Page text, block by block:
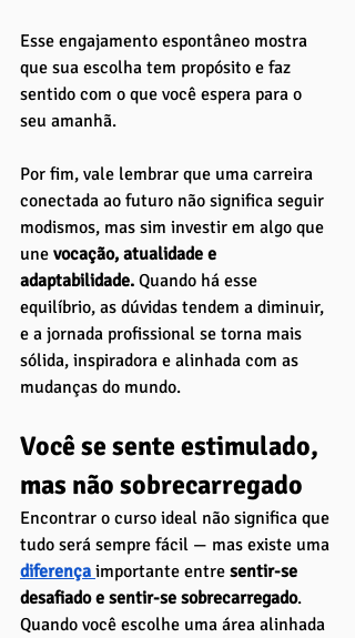
Esse engajamento espontâneo mostra
que sua escolha tem propósito e faz
sentido com o que você espera para o
seu amanhã.
Por fim, vale lembrar que uma carreira
conectada ao futuro não significa seguir
modismos, mas sim investir em algo que
une vocação, atualidade e
adaptabilidade. Quando há esse
equilíbrio, as dúvidas tendem a diminuir,
e a jornada profissional se torna mais
sólida, inspiradora e alinhada com as
mudanças do mundo.
Você se sente estimulado,
mas não sobrecarregado
Encontrar o curso ideal não significa que
tudo será sempre fácil — mas existe uma
diferença importante entre sentir-se
desafiado e sentir-se sobrecarregado.
Quando você escolhe uma área alinhada